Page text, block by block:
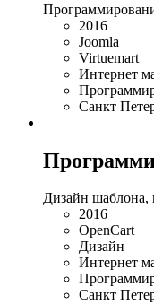
2016
Joomla
Virtuemart
Интернет
Санкт
Дизайн шаблона,
2016
OpenCart
Дизайн
Интернет
Санкт